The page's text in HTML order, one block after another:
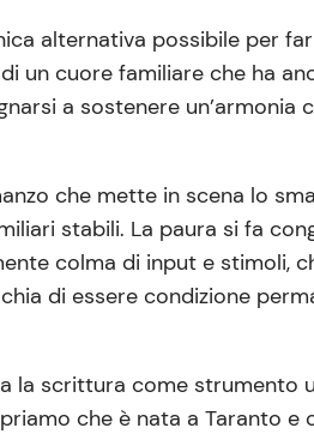
alternativa possibile per
un cuore familiare che ha
a sostenere
che mette in scena lo
stabili. La paura si fa
colma di input e stimoli,
di essere condizione
la scrittura come strumento
che è nata a Taranto e